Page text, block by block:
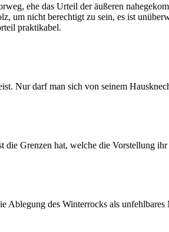
ehe das Urteil der äußeren
um nicht berechtigt zu sein, es ist
praktikabel.
Nur darf man sich von seinem
Grenzen hat, welche die Vorstellung
des Winterrocks als